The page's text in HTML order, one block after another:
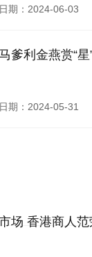
日期：2024-06-03
爹利金燕赏“
日期：2024-05-31
场 香港商人